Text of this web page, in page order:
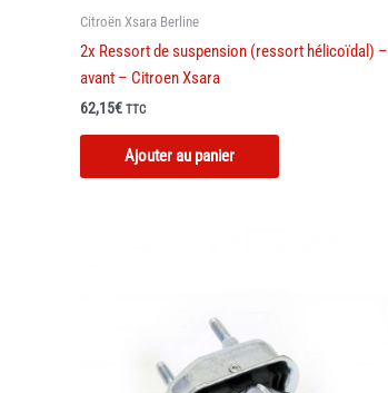
Citroën Xsara Berline
2x Ressort de suspension (ressort hélicoïdal) –
avant – Citroen Xsara
62,15€ TTC
Ajouter au panier